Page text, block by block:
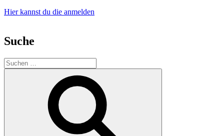
Hier kannst du die anmelden
Suche
S
u